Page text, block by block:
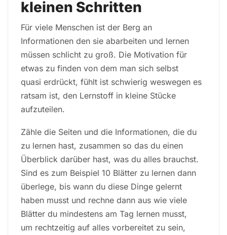
kleinen Schritten
Für viele Menschen ist der Berg an
Informationen den sie abarbeiten und lernen
müssen schlicht zu groß. Die Motivation für
etwas zu finden von dem man sich selbst
quasi erdrückt, fühlt ist schwierig weswegen es
ratsam ist, den Lernstoff in kleine Stücke
aufzuteilen.
Zähle die Seiten und die Informationen, die du
zu lernen hast, zusammen so das du einen
Überblick darüber hast, was du alles brauchst.
Sind es zum Beispiel 10 Blätter zu lernen dann
überlege, bis wann du diese Dinge gelernt
haben musst und rechne dann aus wie viele
Blätter du mindestens am Tag lernen musst,
um rechtzeitig auf alles vorbereitet zu sein,